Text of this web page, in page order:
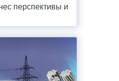
перспективы и